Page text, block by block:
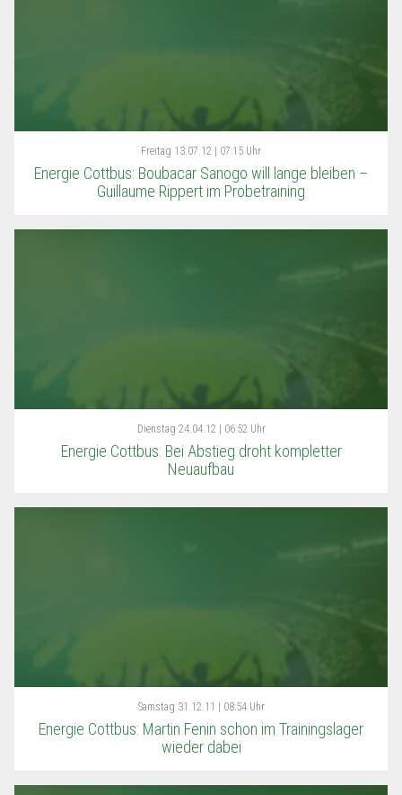
Freitag 13.07.12 | 07:15 Uhr
Energie Cottbus: Boubacar Sanogo will lange bleiben –
Guillaume Rippert im Probetraining
Dienstag 24.04.12 | 06:52 Uhr
Energie Cottbus: Bei Abstieg droht kompletter
Neuaufbau
Samstag 31.12.11 | 08:54 Uhr
Energie Cottbus: Martin Fenin schon im Trainingslager
wieder dabei